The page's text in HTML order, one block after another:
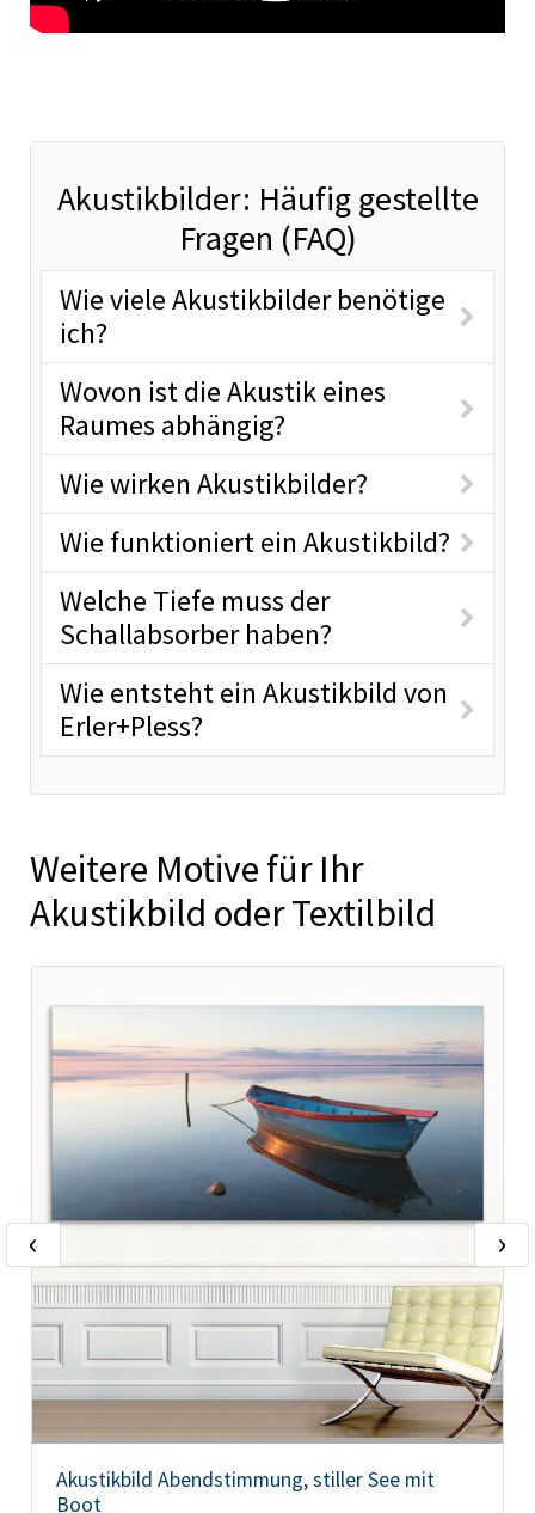
Akustikbilder: Häufig gestellte
Fragen (FAQ)
Wie viele Akustikbilder benötige
ich?
Wovon ist die Akustik eines
Raumes abhängig?
Wie wirken Akustikbilder?
Wie funktioniert ein Akustikbild?
Welche Tiefe muss der
Schallabsorber haben?
Wie entsteht ein Akustikbild von
Erler+Pless?
Weitere Motive für Ihr
Akustikbild oder Textilbild
Akustikbild Abendstimmung, stiller See mit
Boot
‹ ›